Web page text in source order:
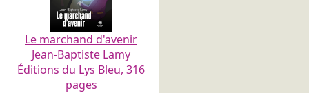
Le marchand d'avenir
Jean-Baptiste Lamy
Éditions du Lys Bleu, 316
pages